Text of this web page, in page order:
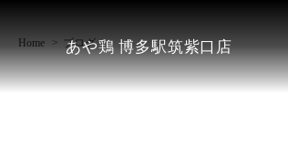
あや鶏 博多駅筑紫口店
Home ブログ